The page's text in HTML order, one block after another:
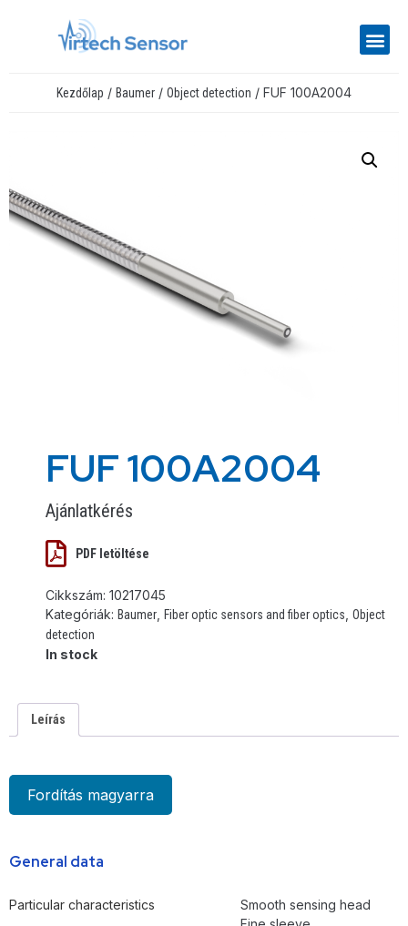
Kezdőlap / Baumer / Object detection / FUF 100A2004
FUF 100A2004
Ajánlatkérés
PDF letöltése
Cikkszám: 10217045
Kategóriák: Baumer Fiber optic sensors and fiber optics Object
detection
In stock
Leírás
Fordítás magyarra
General data
Particular characteristics
Smooth sensing head